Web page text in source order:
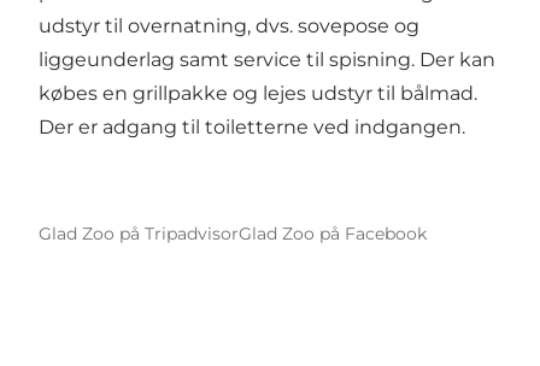
udstyr til overnatning, dvs. sovepose og
liggeunderlag samt service til spisning. Der kan
købes en grillpakke og lejes udstyr til bålmad.
Der er adgang til toiletterne ved indgangen.
Glad Zoo på TripadvisorGlad Zoo på Facebook